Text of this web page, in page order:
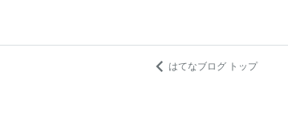
はてなブログ トップ